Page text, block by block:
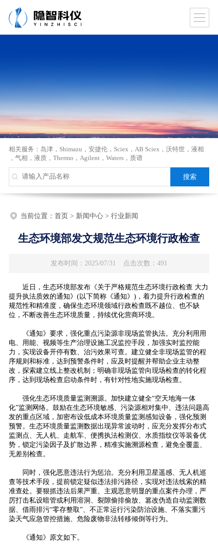
相关服务： 岛津， Shimazu ， 安捷伦， Sciex ， AB Sciex ， 沃特世， 液相
， 气相 ， 液质， Thermo ， Agilent ， Waters， 质谱
当前位置： 首页> 新闻中心> 行业新闻
生态环境部发文规范生态环境行政检查
发布时间：2025/07/31 点击次数：491
近日，生态环境部发布《关于严格规范生态环境行政检查 大力
提升执法质效的通知》(以下简称《通知》)，着力提升行政检查的
规范性和精准度，确保生态环境领域行政检查既不越位、也不缺
位，不断改善生态环境质量，持续优化营商环境。
《通知》要求，强化重点污染源非现场监管执法。充分利用用
电、用能、视频等生产治理设施工况监控手段，加强实时监控能
力，实现设备开停有数、治污效果可查。建立健全非现场监管的程
序规则和标准，达到预警条件时，应及时提醒并帮助企业主动整
改，探索建立线上整改机制；明确非现场监管向现场检查的转化程
序，达到现场检查启动条件时，有针对性地实施现场检查。
强化生态环境质量监测溯源。加快建立健全“空天地海一体
化”监测网络。鼓励在生态环境敏感、污染源相对集中、违法问题高
发的重点区域，加密布设低成本环境质量监测感知设备，强化预测
预警。生态环境质量监测数据出现异常波动时，应充分发挥分布式
监测点、无人机、走航车、便携执法检测仪、水质指纹仪等装备优
势，锁定污染因子及扩散边界，精准实施溯源检查，避免全覆盖、
无差别检查。
同时，强化恶意违法行为惩治。充分利用卫星遥感、无人机巡
查等技术手段，提前锁定疑似违法排污路径，实现对违法线索的精
准查处。要狠抓违法后果严重、主观恶意明显的重点案件办理，严
厉打击私设暗管或利用溶洞、裂隙偷排偷放、篡改伪造自动监测数
据、借雨排污“零存整取”、不正常运行污染防治设施、不落实重污
染天气应急管控措施、危险废物非法转移倾倒等行为。
《通知》原文如下。